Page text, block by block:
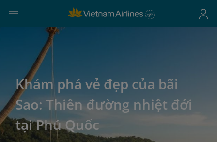
Khám phá vẻ đẹp của bãi
Sao: Thiên đường nhiệt đới
tại Phú Quốc